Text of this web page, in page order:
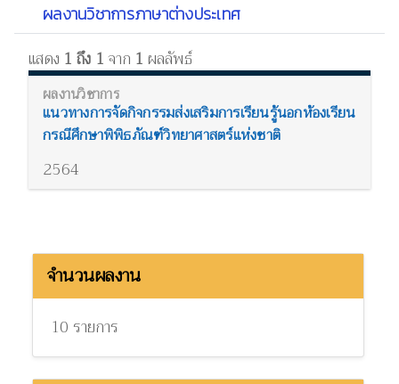
ผลงานวิชาการภาษาต่างประเทศ
แสดง 1 ถึง 1จาก 1 ผลลัพธ์
แนวทางการจัดกิจกรรมส่งเสริมการเรียนรู้นอกห้องเรียน
กรณีศึกษาพิพิธภัณฑ์วิทยาศาสตร์แห่งชาติ
2564
จำนวนผลงาน
10 รายการ